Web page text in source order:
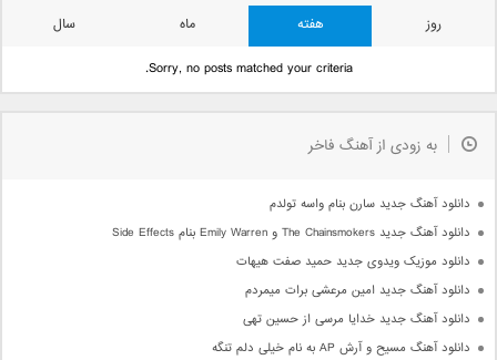
روز هفته ماه
سال
Sorry, no posts matched your criteria.
به زودی از آهنگ فاخر
دانلود آهنگ جدید سارن بنام واسه تولدم
دانلود آهنگ جدید The Chainsmokers و Emily Warren بنام Side Effects
دانلود موزیک ویدوی جدید حمید صفت هیهات
دانلود آهنگ جدید امین مرعشی برات میمردم
دانلود آهنگ جدید خدایا مرسی از حسین تهی
دانلود آهنگ مسیح و آرش AP به نام خیلی دلم تنگه